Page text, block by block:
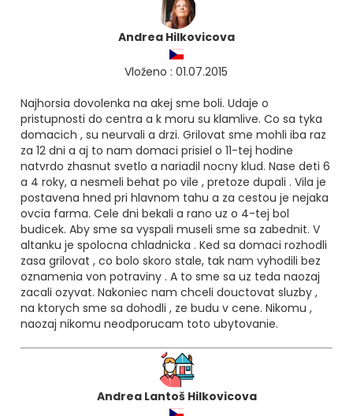
Andrea Hilkovicova
Vloženo : 01.07.2015
Najhorsia dovolenka na akej sme boli. Udaje o
pristupnosti do centra a k moru su klamlive. Co sa tyka
domacich , su neurvali a drzi. Grilovat sme mohli iba raz
za 12 dni a aj to nam domaci prisiel o 11-tej hodine
natvrdo zhasnut svetlo a nariadil nocny klud. Nase deti 6
a 4 roky, a nesmeli behat po vile , pretoze dupali . Vila je
postavena hned pri hlavnom tahu a za cestou je nejaka
ovcia farma. Cele dni bekali a rano uz o 4-tej bol
budicek. Aby sme sa vyspali museli sme sa zabednit. V
altanku je spolocna chladnicka . Ked sa domaci rozhodli
zasa grilovat , co bolo skoro stale, tak nam vyhodili bez
oznamenia von potraviny . A to sme sa uz teda naozaj
zacali ozyvat. Nakoniec nam chceli douctovat sluzby ,
na ktorych sme sa dohodli , ze budu v cene. Nikomu ,
naozaj nikomu neodporucam toto ubytovanie.
Andrea Lantoš Hilkovicova